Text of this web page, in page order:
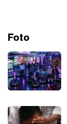
Foto